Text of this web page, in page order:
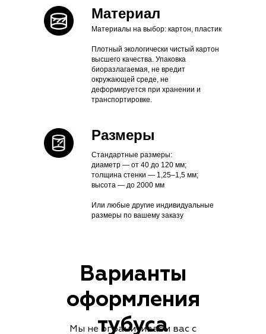
Материалы на выбор: картон, пластик
Плотный экологически чистый картон
высшего качества. Упаковка
биоразлагаемая, не вредит
окружающей среде, не
деформируется при хранении и
транспортировке.
Стандартные размеры:
диаметр — от 40 до 120 мм;
толщина стенки — 1,25–1,5 мм;
высота — до 2000 мм
Или любые другие индивидуальные
размеры по вашему заказу
Материал
Размеры
Варианты
оформления
тубуса
Мы не ограничиваем вас с